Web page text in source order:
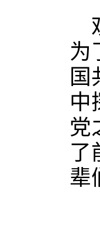
为
国
中
党
了
辈